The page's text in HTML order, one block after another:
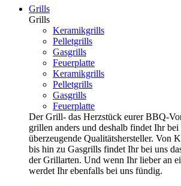
Grills
Grills
Keramikgrills
Pelletgrills
Gasgrills
Feuerplatte
Keramikgrills
Pelletgrills
Gasgrills
Feuerplatte
Der Grill- das Herzstück eurer BBQ-
grillen anders und deshalb findet Ihr
überzeugende Qualitätshersteller. Von
bis hin zu Gasgrills findet Ihr bei uns
der Grillarten. Und wenn Ihr lieber an
werdet Ihr ebenfalls bei uns fündig.